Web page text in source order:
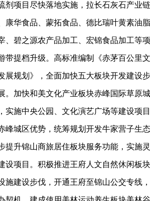
剂项目尽快落地实施，拉长石灰石产业
康华食品、蒙拓食品、德比瑞叶黄素油
、碧之源农产品加工、宏锦食品加工等
提档升级。高标准编制《赤茅百公里文
展规划》，全面加快五大板块开发建设
。加快和美文化产业板块赤峰国际草原
实施中央公园、文化演艺广场等建设项
峰城区优势，统筹规划开发牛家营子生
提升锦山商旅居住板块服务功能，实施
设项目。积极推进王府人文自然休闲板
施建设步伐，开通王府至锦山公交专线